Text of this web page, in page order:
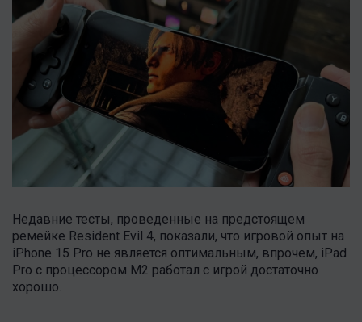
Недавние тесты, проведенные на предстоящем
ремейке Resident Evil 4, показали, что игровой опыт на
iPhone 15 Pro не является оптимальным, впрочем, iPad
Pro с процессором M2 работал с игрой достаточно
хорошо.